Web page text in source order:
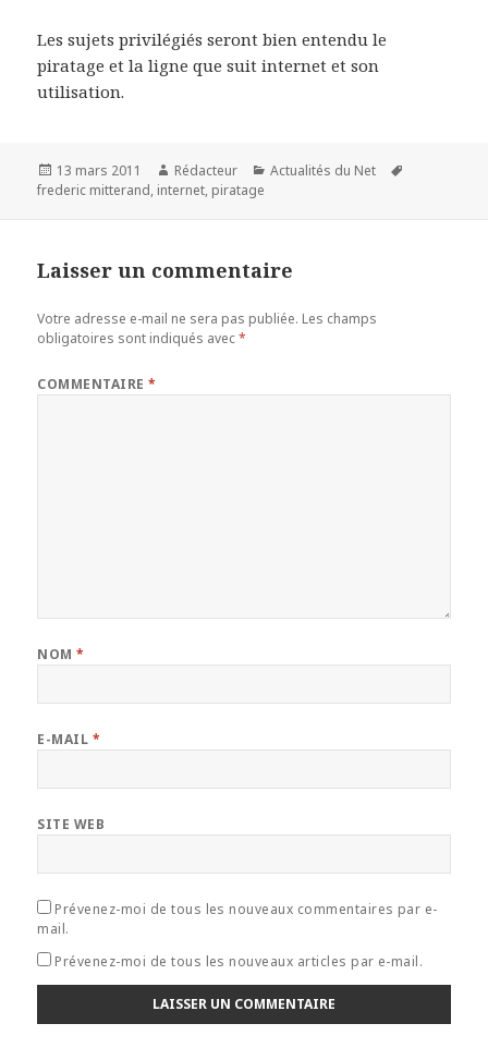
Les sujets privilégiés seront bien entendu le
piratage et la ligne que suit internet et son
utilisation.
Publié
le
13 mars 2011 Auteur
Rédacteur Catégories
Actualités du Net
frederic mitterand, internet, piratage
Laisser un commentaire
Votre adresse e-mail ne sera pas publiée. Les champs
obligatoires sont indiqués avec*
COMMENTAIRE*
NOM*
E-MAIL *
SITE WEB
Prévenez-moi de tous les nouveaux commentaires par e-
mail.
Prévenez-moi de tous les nouveaux articles par e-mail.